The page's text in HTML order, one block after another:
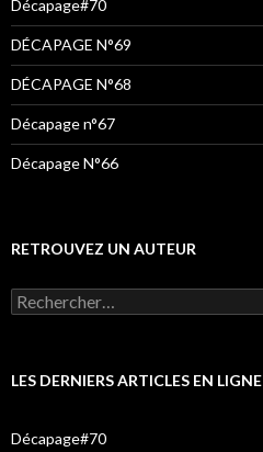
Décapage#70
DÉCAPAGE N°69
DÉCAPAGE N°68
Décapage n°67
Décapage N°66
RETROUVEZ UN AUTEUR
LES DERNIERS ARTICLES EN LIGNE
Décapage#70